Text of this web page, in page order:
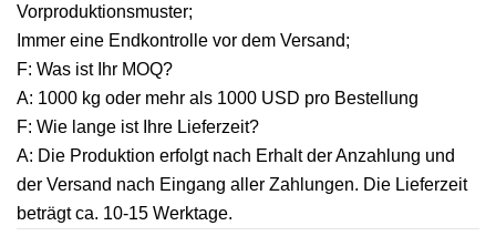
Vorproduktionsmuster;
Immer eine Endkontrolle vor dem Versand;
F: Was ist Ihr MOQ?
A: 1000 kg oder mehr als 1000 USD pro Bestellung
F: Wie lange ist Ihre Lieferzeit?
A: Die Produktion erfolgt nach Erhalt der Anzahlung und
der Versand nach Eingang aller Zahlungen. Die Lieferzeit
beträgt ca. 10-15 Werktage.